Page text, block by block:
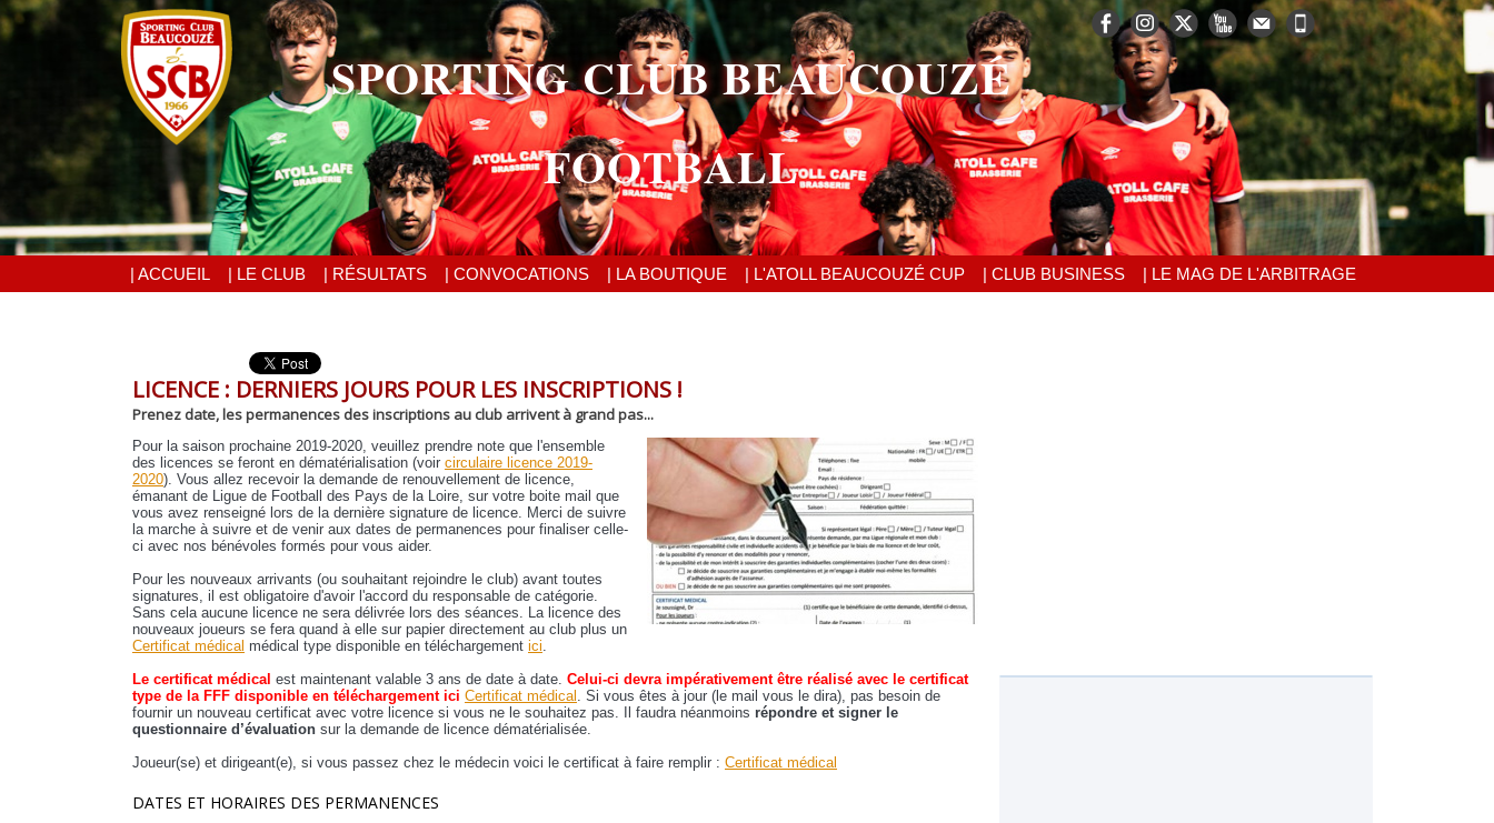
SPORTING CLUB BEAUCOUZÉ
FOOTBALL
| ACCUEIL | LE CLUB | RÉSULTATS | CONVOCATIONS | LA BOUTIQUE | L'ATOLL BEAUCOUZÉ CUP | CLUB BUSINESS | LE MAG DE L'ARBITRAGE
LICENCE : DERNIERS JOURS POUR LES INSCRIPTIONS !
Prenez date, les permanences des inscriptions au club arrivent à grand pas...
Pour la saison prochaine 2019-2020, veuillez prendre note que l'ensemble
des licences se feront en dématérialisation (voir circulaire licence 2019-
2020). Vous allez recevoir la demande de renouvellement de licence,
émanant de Ligue de Football des Pays de la Loire, sur votre boite mail que
vous avez renseigné lors de la dernière signature de licence. Merci de suivre
la marche à suivre et de venir aux dates de permanences pour finaliser celle-
ci avec nos bénévoles formés pour vous aider.
Pour les nouveaux arrivants (ou souhaitant rejoindre le club) avant toutes
signatures, il est obligatoire d'avoir l'accord du responsable de catégorie.
Sans cela aucune licence ne sera délivrée lors des séances. La licence des
nouveaux joueurs se fera quand à elle sur papier directement au club plus un
Certificat médical médical type disponible en téléchargement ici.
Le certificat médical est maintenant valable 3 ans de date à date. Celui-ci devra impérativement être réalisé avec le certificat
type de la FFF disponible en téléchargement ici Certificat médical . Si vous êtes à jour (le mail vous le dira), pas besoin de
fournir un nouveau certificat avec votre licence si vous ne le souhaitez pas. Il faudra néanmoins répondre et signer le
questionnaire d’évaluation sur la demande de licence dématérialisée.
Joueur(se) et dirigeant(e), si vous passez chez le médecin voici le certificat à faire remplir : Certificat médical
DATES ET HORAIRES DES PERMANENCES